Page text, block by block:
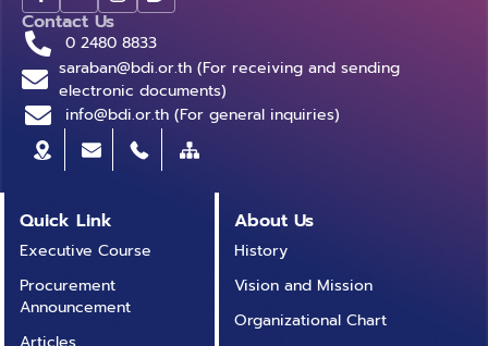
ของการดูแลสุขภาพ การพัฒนาระบบ Health Data Hub
และการเชื่อมโยงข้อมูลผ่าน Health Link ช่วยเสริม
ประสิทธิภาพการทำงานของบุคลากรสาธารณสุขในพื้นที่ ให้
สามารถใช้ข้อมูลในการวิเคราะห์ วางแผน และบริหารจัดการ
ทรัพยากรได้อย่างเหมาะสม ควบคู่กับการพัฒนาศักยภาพ
บุคลากรและการใช้ข้อมูลสุขภาพอย่างถูกต้อง ปลอดภัย
และสอดคล้องกับกฎหมายคุ้มครองข้อมูลส่วนบุคคล เพื่อให้
เกิดประโยชน์สูงสุดต่อระบบบริการสุขภาพของประชาชนใน
จังหวัดชลบุรี MOU ฉบับนี้กำหนดกรอบความร่วมมือ
บทบาท และหน้าที่ของแต่ละหน่วยงานไว้อย่างชัดเจน รวม
ถึงมาตรการคุ้มครองข้อมูลส่วนบุคคลตามกฎหมาย เพื่อ
ให้การใช้ข้อมูลเกิดขึ้นอย่างโปร่งใส ตรวจสอบได้ และสร้าง
ความมั่นใจให้กับประชาชน การลงนามในวันนี้ถือเป็นก้าว
คน – การเรียนรู้การใช้ AI อย่างมีสติเป็นทักษะจำเป็นในยุค
ดิจิทัล นอกจากนี้เจ้าหน้าที่โครงการ Health Link ได้ร่วม
จัดแสดงนิทรรศการภายในงาน InsurTech Summit 2025
ซึ่งจัดขึ้นต่อเนื่องเป็นปีที่ 2 ภายใต้แนวคิด “Co-Creating
the Future of Insurance, Powering the
Community” ณ ศูนย์ ซี อาเซียน รัชดา (C asean
Ratchada) มุ่งสร้างสรรค์อนาคตประกันภัย จุดพลังสังคม
ให้เติบโตและยั่งยืน โดยมีผู้บริหารระดับสูงจากวงการบริษัท
ประกันภัย บริษัทนายหน้าประกันภัย และบริษัทเทคโนโลยี
(Tech Startup) ชั้นนำจากนานาประเทศเข้าร่วมกว่า 300
ภัยไทยสู่การเป็น Insurance Community ระดับสากล
สุขภาพข้ามกระทรวง และข้ามหน่วยงาน ถือเป็นก้าวสำคัญ
ในการวางรากฐานธรรมาภิบาลด้านข้อมูลสุขภาพระดับชาติ
และสร้างมาตรฐานใหม่ของการแลกเปลี่ยนข้อมูลสุขภาพที่
ปลอดภัยและมีประสิทธิภาพ ซึ่งเป็นหัวใจสำคัญของการปฎิ
รูประบบสุขภาพของประเทศ โดยการดำเนินงานเห็นชอบการ
เชื่อมโยง 4 มิติ คือ 1. เชื่อมโยงข้อมูลในระดับประเทศผ่าน
ระบบ “หมอพร้อม” 2. เชื่อมโยงข้อมูลในระดับพื้นที่
กรุงเทพมหานคร (กทม.) ผ่านระบบ Health Link 3. เชื่อม
โยงระหว่างกระทรวงสาธารณสุข กับ สำนักงานประกัน
สังคม กระทรวงแรงงาน เพื่อให้ประชาชนทุกกลุ่มเข้าถึง
บริการสุขภาพดีถ้วนหน้า (Health for all) และ 4. กรอบ
การจัดทำ พ.ร.บ.สุขภาพดิจิทัล เนื่องจากระบบสุขภาพไทย
ยังขาดกฎหมายกลางที่กำกับดูแลและเชื่อมโยงข้อมูล
Contact Us
0 2480 8833
saraban@bdi.or.th (For receiving and sending
electronic documents)
info@bdi.or.th (For general inquiries)
Quick Link
Executive Course
Procurement
Announcement
About Us
History
Vision and Mission
Organizational Chart